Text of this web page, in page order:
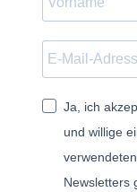
Ja, ich
und willige
Newsletters